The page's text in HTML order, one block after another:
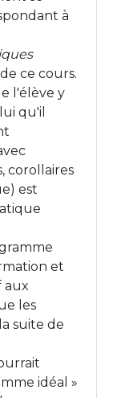
à
ce cours.
l'élève y
qu'il
corollaires
est
et
aux
les
suite de
idéal »